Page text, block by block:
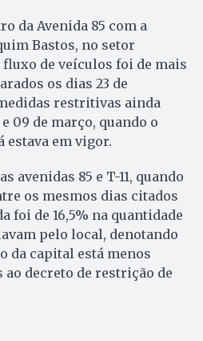
da Avenida 85 com a
Bastos, no setor
de veículos foi de mais
os dias 23 de
restritivas ainda
09 de março, quando o
estava em vigor.
avenidas 85 e T-11, quando
os mesmos dias citados
foi de 16,5% na quantidade
pelo local, denotando
da capital está menos
decreto de restrição de